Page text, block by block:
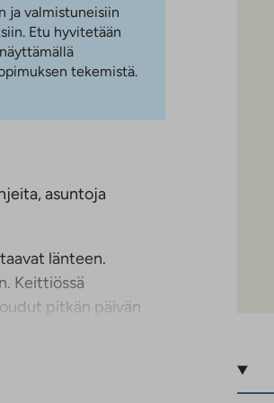
ja valmistuneisiin
Etu hyvitetään
tekemistä.
asuntoja
länteen.
Keittiössä
pitkän päivän
pyydettäessä